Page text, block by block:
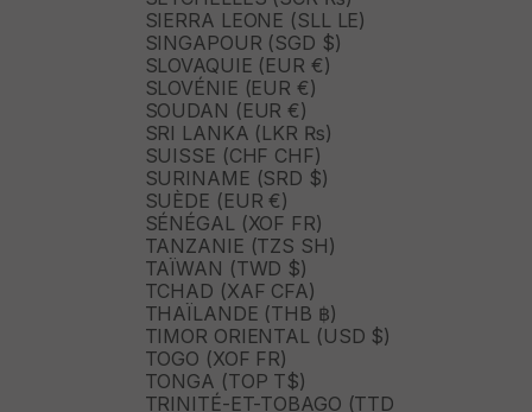
SIERRA LEONE (SLL LE)
SINGAPOUR (SGD $)
SLOVAQUIE (EUR €)
SLOVÉNIE (EUR €)
SOUDAN (EUR €)
SRI LANKA (LKR ₨)
SUISSE (CHF CHF)
SURINAME (SRD $)
SUÈDE (EUR €)
SÉNÉGAL (XOF FR)
TANZANIE (TZS SH)
TAÏWAN (TWD $)
TCHAD (XAF CFA)
THAÏLANDE (THB ฿)
TIMOR ORIENTAL (USD $)
TOGO (XOF FR)
TONGA (TOP T$)
TRINITÉ-ET-TOBAGO (TTD